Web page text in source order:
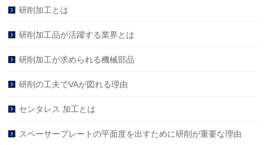
研削加工とは
研削加工品が活躍する業界とは
研削加工が求められる機械部品
研削の工夫でVAが図れる理由
センタレス 加工とは
スペーサープレートの平面度を出すために研削が重要な理由